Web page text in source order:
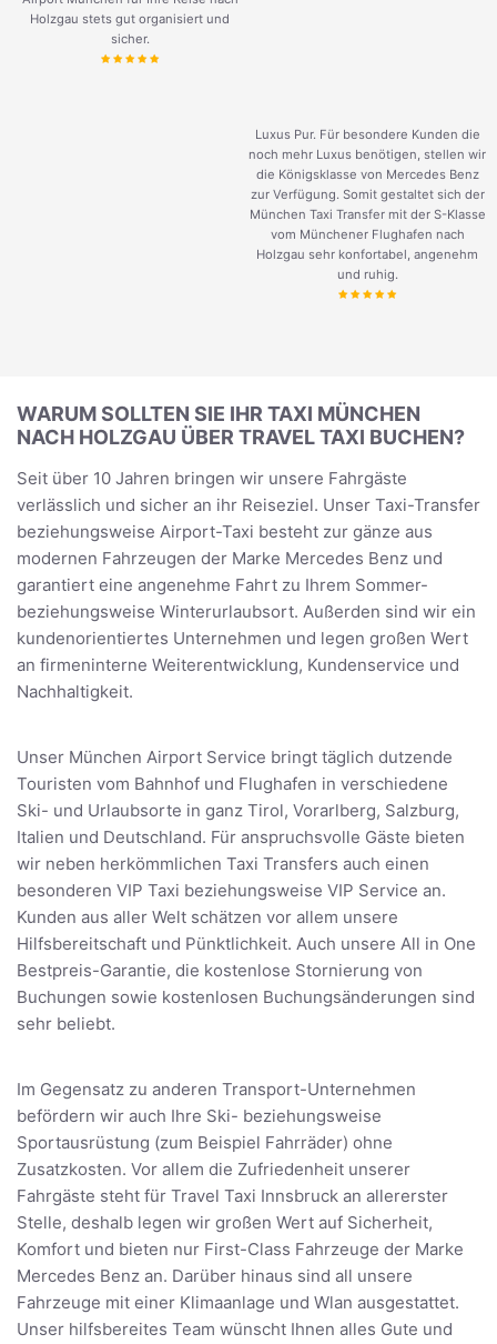
Holzgau stets gut organisiert und
sicher.
Luxus Pur. Für besondere Kunden die
noch mehr Luxus benötigen, stellen wir
die Königsklasse von Mercedes Benz
zur Verfügung. Somit gestaltet sich der
München Taxi Transfer mit der S-Klasse
vom Münchener Flughafen nach
Holzgau sehr konfortabel, angenehm
und ruhig.
WARUM SOLLTEN SIE IHR TAXI MÜNCHEN
NACH HOLZGAU ÜBER TRAVEL TAXI BUCHEN?
Seit über 10 Jahren bringen wir unsere Fahrgäste
verlässlich und sicher an ihr Reiseziel. Unser Taxi-Transfer
beziehungsweise Airport-Taxi besteht zur gänze aus
modernen Fahrzeugen der Marke Mercedes Benz und
garantiert eine angenehme Fahrt zu Ihrem Sommer-
beziehungsweise Winterurlaubsort. Außerden sind wir ein
kundenorientiertes Unternehmen und legen großen Wert
an firmeninterne Weiterentwicklung, Kundenservice und
Nachhaltigkeit.
Unser München Airport Service bringt täglich dutzende
Touristen vom Bahnhof und Flughafen in verschiedene
Ski- und Urlaubsorte in ganz Tirol, Vorarlberg, Salzburg,
Italien und Deutschland. Für anspruchsvolle Gäste bieten
wir neben herkömmlichen Taxi Transfers auch einen
besonderen VIP Taxi beziehungsweise VIP Service an.
Kunden aus aller Welt schätzen vor allem unsere
Hilfsbereitschaft und Pünktlichkeit. Auch unsere All in One
Bestpreis-Garantie, die kostenlose Stornierung von
Buchungen sowie kostenlosen Buchungsänderungen sind
sehr beliebt.
Im Gegensatz zu anderen Transport-Unternehmen
befördern wir auch Ihre Ski- beziehungsweise
Sportausrüstung (zum Beispiel Fahrräder) ohne
Zusatzkosten. Vor allem die Zufriedenheit unserer
Fahrgäste steht für Travel Taxi Innsbruck an allererster
Stelle, deshalb legen wir großen Wert auf Sicherheit,
Komfort und bieten nur First-Class Fahrzeuge der Marke
Mercedes Benz an. Darüber hinaus sind all unsere
Fahrzeuge mit einer Klimaanlage und Wlan ausgestattet.
Unser hilfsbereites Team wünscht Ihnen alles Gute und